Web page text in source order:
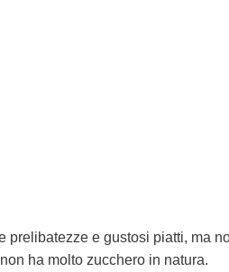
prelibatezze e gustosi piatti, ma
ha molto zucchero in natura.